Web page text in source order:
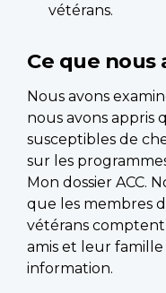
vétérans.
Ce que nous
Nous avons
nous avons appris
susceptibles de
sur les
Mon dossier ACC.
que les membres
vétérans
amis et leur
information.